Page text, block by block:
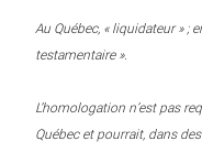
Au Québec, « liquidateur » ;
testamentaire ».
L’homologation n’est pas
Québec et pourrait, dans